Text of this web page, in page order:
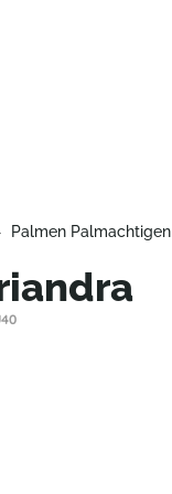
Palmen Palmachtigen